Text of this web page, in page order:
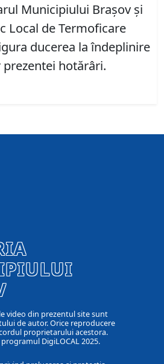
Municipiului Braşov şi
Local de Termoficare
ducerea la îndeplinire
hotărâri.
video din prezentul site sunt
de autor. Orice reproducere
proprietarului acestora.
DigiLOCAL 2025.